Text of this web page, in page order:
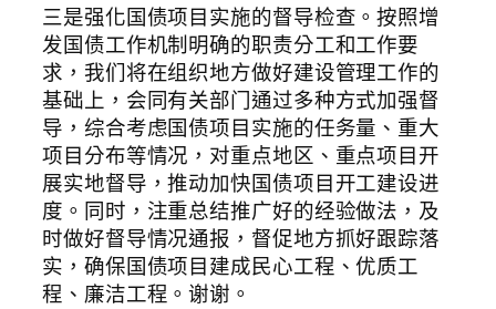
三是强化国债项目实施的督导检查。按照增
发国债工作机制明确的职责分工和工作要
求，我们将在组织地方做好建设管理工作的
基础上，会同有关部门通过多种方式加强督
导，综合考虑国债项目实施的任务量、重大
项目分布等情况，对重点地区、重点项目开
展实地督导，推动加快国债项目开工建设进
度。同时，注重总结推广好的经验做法，及
时做好督导情况通报，督促地方抓好跟踪落
实，确保国债项目建成民心工程、优质工
程、廉洁工程。谢谢。